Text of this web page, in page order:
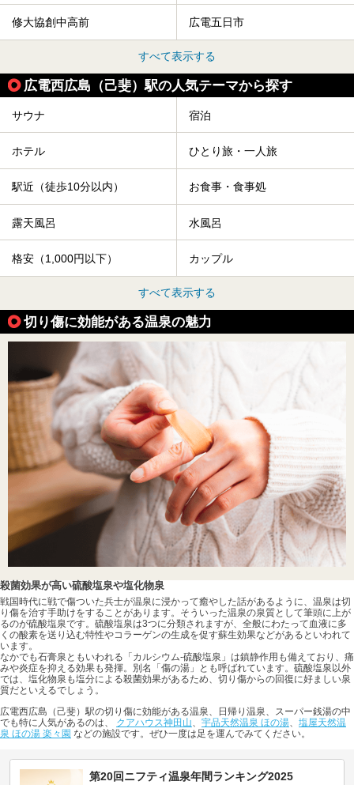
修大協創中高前 広電五日市
すべて表示する
広電西広島（己斐）駅の人気テーマから探す
サウナ 宿泊
ホテル ひとり旅・一人旅
駅近（徒歩10分以内） お食事・食事処
露天風呂 水風呂
格安（1,000円以下） カップル
すべて表示する
切り傷に効能がある温泉の魅力
殺菌効果が高い硫酸塩泉や塩化物泉
戦国時代に戦で傷ついた兵士が温泉に浸かって癒やした話があるように、温泉は切
り傷を治す手助けをすることがあります。そういった温泉の泉質として筆頭に上が
るのが硫酸塩泉です。硫酸塩泉は3つに分類されますが、全般にわたって血液に多
くの酸素を送り込む特性やコラーゲンの生成を促す蘇生効果などがあるといわれて
います。
なかでも石膏泉ともいわれる「カルシウム-硫酸塩泉」は鎮静作用も備えており、痛
みや炎症を抑える効果も発揮。別名「傷の湯」とも呼ばれています。硫酸塩泉以外
では、塩化物泉も塩分による殺菌効果があるため、切り傷からの回復に好ましい泉
質だといえるでしょう。
広電西広島（己斐）駅の切り傷に効能がある温泉、日帰り温泉、スーパー銭湯の中
でも特に人気があるのは、 クアハウス神田山、 宇品天然温泉 ほの湯、 塩屋天然温
泉 ほの湯 楽々園 などの施設です。ぜひ一度は足を運んでみてください。
第20回ニフティ温泉年間ランキング2025